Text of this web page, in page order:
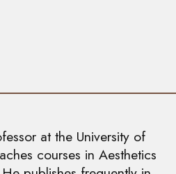
at the University of
courses in Aesthetics